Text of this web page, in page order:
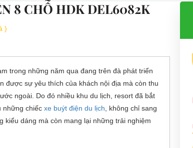
8 CHỖ HDK DEL6082K
)
trong những năm qua đang trên đà phát triển
được sự yêu thích của khách nội địa mà còn thu
ngoài. Do đó nhiều khu du lịch, resort đã bắt
những chiếc xe buýt điện du lịch , không chỉ sang
kiểu dáng mà còn mang lại những trải nghiệm